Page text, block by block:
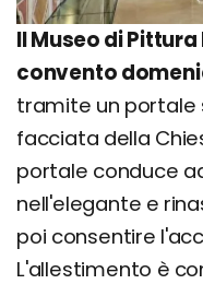
Il Museo di
convento
tramite un portale
facciata della
portale conduce
nell'elegante e
poi consentire
L'allestimento è